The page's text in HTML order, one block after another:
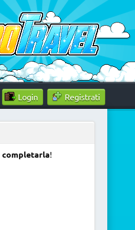
Registrati
completarla!